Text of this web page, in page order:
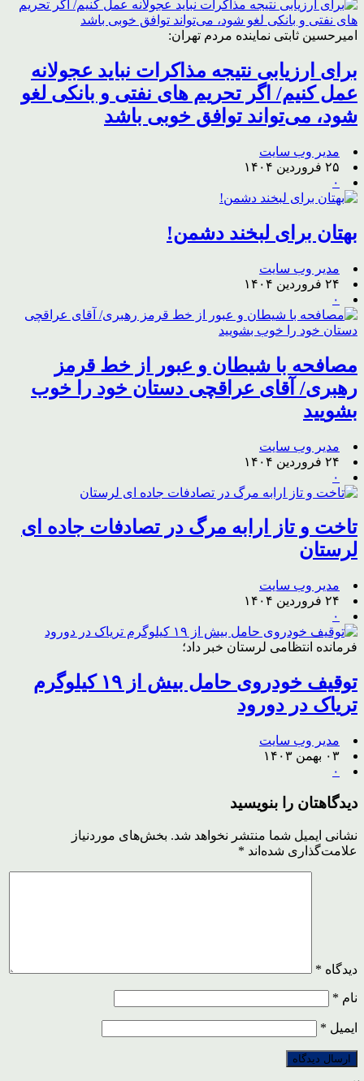
امیرحسین ثابتی نماینده مردم تهران:
برای ارزیابی نتیجه مذاکرات نباید عجولانه
عمل کنیم/ اگر تحریم های نفتی و بانکی لغو
شود، می‌تواند توافق خوبی باشد
مدیر وب سایت
۲۵ فروردین ۱۴۰۴
۰
بهتان برای لبخند دشمن!
مدیر وب سایت
۲۴ فروردین ۱۴۰۴
۰
مصافحه با شیطان و عبور از خط قرمز
رهبری/ آقای عراقچی دستان خود را خوب
بشویید
مدیر وب سایت
۲۴ فروردین ۱۴۰۴
۰
تاخت و تاز ارابه مرگ در تصادفات جاده ای
لرستان
مدیر وب سایت
۲۴ فروردین ۱۴۰۴
۰
فرمانده انتظامی لرستان خبر داد؛
توقیف خودروی حامل بیش از ۱۹ کیلوگرم
تریاک در دورود
مدیر وب سایت
۰۳ بهمن ۱۴۰۳
۰
دیدگاهتان را بنویسید
نشانی ایمیل شما منتشر نخواهد شد. بخش‌های موردنیاز
علامت‌گذاری شده‌اند *
دیدگاه *
نام *
ایمیل *